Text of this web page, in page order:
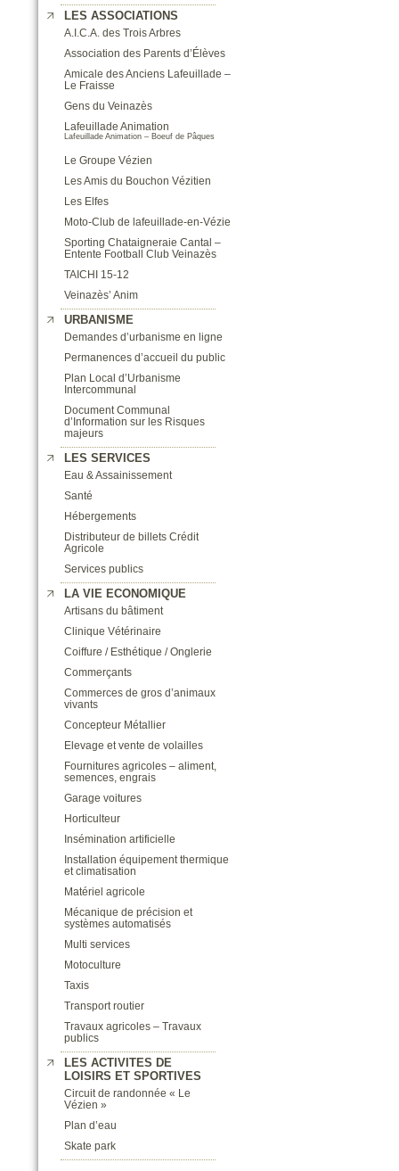
LES ASSOCIATIONS
A.I.C.A. des Trois Arbres
Association des Parents d’Élèves
Amicale des Anciens Lafeuillade –
Le Fraisse
Gens du Veinazès
Lafeuillade Animation
Lafeuillade Animation – Boeuf de Pâques
Le Groupe Vézien
Les Amis du Bouchon Vézitien
Les Elfes
Moto-Club de lafeuillade-en-Vézie
Sporting Chataigneraie Cantal –
Entente Football Club Veinazès
TAICHI 15-12
Veinazès’ Anim
URBANISME
Demandes d’urbanisme en ligne
Permanences d’accueil du public
Plan Local d’Urbanisme
Intercommunal
Document Communal
d’Information sur les Risques
majeurs
LES SERVICES
Eau & Assainissement
Santé
Hébergements
Distributeur de billets Crédit
Agricole
Services publics
LA VIE ECONOMIQUE
Artisans du bâtiment
Clinique Vétérinaire
Coiffure / Esthétique / Onglerie
Commerçants
Commerces de gros d’animaux
vivants
Concepteur Métallier
Elevage et vente de volailles
Fournitures agricoles – aliment,
semences, engrais
Garage voitures
Horticulteur
Insémination artificielle
Installation équipement thermique
et climatisation
Matériel agricole
Mécanique de précision et
systèmes automatisés
Multi services
Motoculture
Taxis
Transport routier
Travaux agricoles – Travaux
publics
LES ACTIVITES DE
LOISIRS ET SPORTIVES
Circuit de randonnée « Le
Vézien »
Plan d’eau
Skate park